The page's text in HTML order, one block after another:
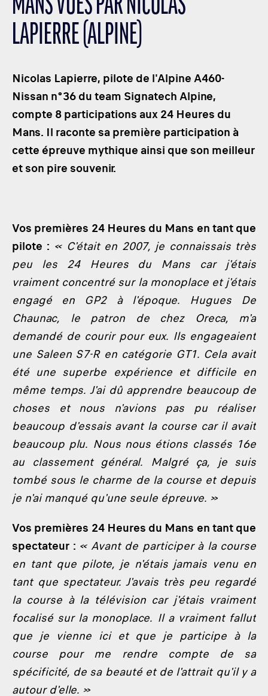
LES CATÉGORIES
PALMARÈS
DÉVELOPPEMENT DURABLE
SEA BY DHL
PARTENAIRES
NEWSLETTER
MANS VUES PAR NICOLAS
LAPIERRE (ALPINE)
Nicolas Lapierre, pilote de l'Alpine A460-
Nissan n°36 du team Signatech Alpine,
compte 8 participations aux 24 Heures du
Mans. Il raconte sa première participation à
cette épreuve mythique ainsi que son meilleur
et son pire souvenir.
Vos premières 24 Heures du Mans en tant que
pilote : « C'était en 2007, je connaissais très
peu les 24 Heures du Mans car j'étais
vraiment concentré sur la monoplace et j'étais
engagé en GP2 à l'époque. Hugues De
Chaunac, le patron de chez Oreca, m'a
demandé de courir pour eux. Ils engageaient
une Saleen S7-R en catégorie GT1. Cela avait
été une superbe expérience et difficile en
même temps. J'ai dû apprendre beaucoup de
choses et nous n'avions pas pu réaliser
beaucoup d'essais avant la course car il avait
beaucoup plu. Nous nous étions classés 16e
au classement général. Malgré ça, je suis
tombé sous le charme de la course et depuis
je n'ai manqué qu'une seule épreuve. »
Vos premières 24 Heures du Mans en tant que
spectateur : « Avant de participer à la course
en tant que pilote, je n'étais jamais venu en
tant que spectateur. J'avais très peu regardé
la course à la télévision car j'étais vraiment
focalisé sur la monoplace. Il a vraiment fallut
que je vienne ici et que je participe à la
course pour me rendre compte de sa
spécificité, de sa beauté et de l'attrait qu'il y a
autour d'elle. »